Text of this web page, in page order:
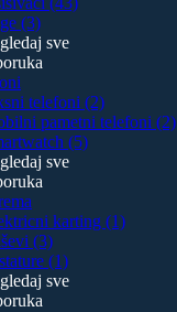
(3)
sve
telefoni (2)
pametni telefoni (2)
(5)
sve
karting (1)
(3)
(1)
sve